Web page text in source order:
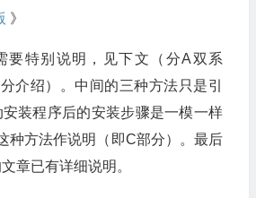
》
要特别说明，见下文（分A双系
介绍）。中间的三种方法只是引
装程序后的安装步骤是一模一样
种方法作说明（即C部分）。最后
章已有详细说明。